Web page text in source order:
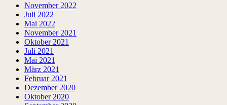
November 2022
Juli 2022
Mai 2022
November 2021
Oktober 2021
Juli 2021
Mai 2021
März 2021
Februar 2021
Dezember 2020
Oktober 2020